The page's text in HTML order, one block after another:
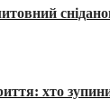
хто